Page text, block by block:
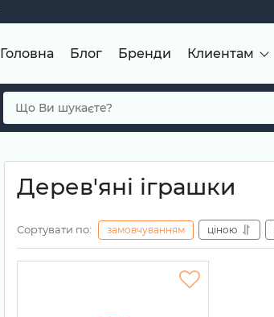
Головна Блог Бренди Клиентам
Дерев'яні іграшки
Сортувати по: замовчуванням ціною